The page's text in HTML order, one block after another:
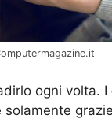
ogni volta. I